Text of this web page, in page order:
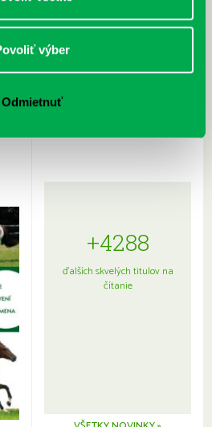
výber
Odmietnuťkompletný sprievodca
+4288
ďalších skvelých titulov na
čítanie